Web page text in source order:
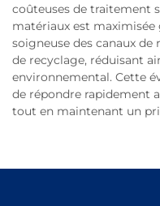
coûteuses de traitement
matériaux est
soigneuse des canaux
de recyclage, réduisant
environnemental. Cette
de répondre rapidement
tout en maintenant un